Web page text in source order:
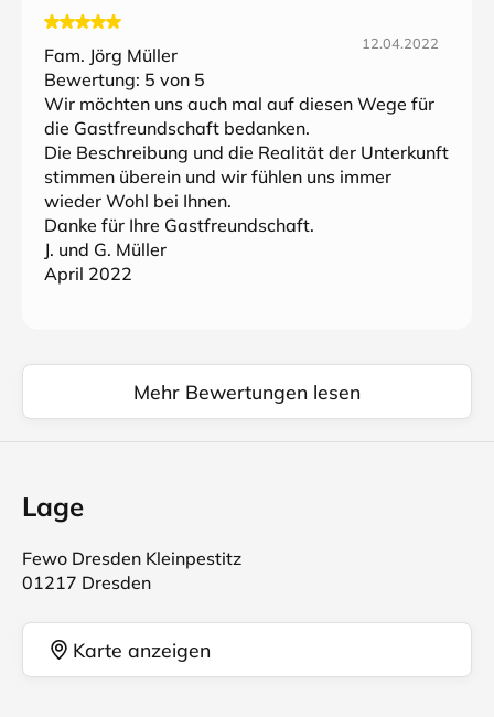
Fam. Jörg Müller
12.04.2022
Bewertung: 5 von 5
Wir möchten uns auch mal auf diesen Wege für
die Gastfreundschaft bedanken.
Die Beschreibung und die Realität der Unterkunft
stimmen überein und wir fühlen uns immer
wieder Wohl bei Ihnen.
Danke für Ihre Gastfreundschaft.
J. und G. Müller
April 2022
Mehr Bewertungen lesen
Lage
Fewo Dresden Kleinpestitz
01217 Dresden
Karte anzeigen